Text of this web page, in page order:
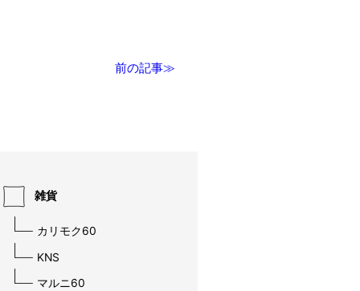
前の記事≫
雑貨
カリモク60
KNS
マルニ60